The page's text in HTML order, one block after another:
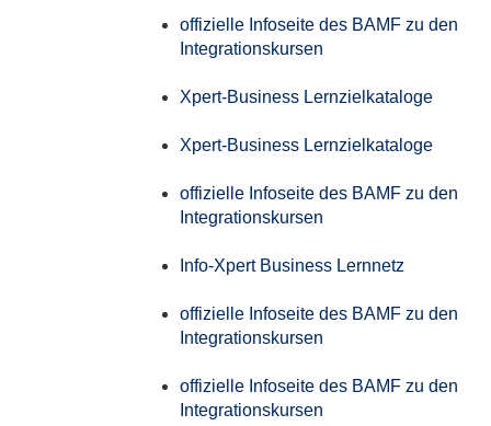
offizielle Infoseite des BAMF zu den
Integrationskursen
Xpert-Business Lernzielkataloge
Xpert-Business Lernzielkataloge
offizielle Infoseite des BAMF zu den
Integrationskursen
Info-Xpert Business Lernnetz
offizielle Infoseite des BAMF zu den
Integrationskursen
offizielle Infoseite des BAMF zu den
Integrationskursen